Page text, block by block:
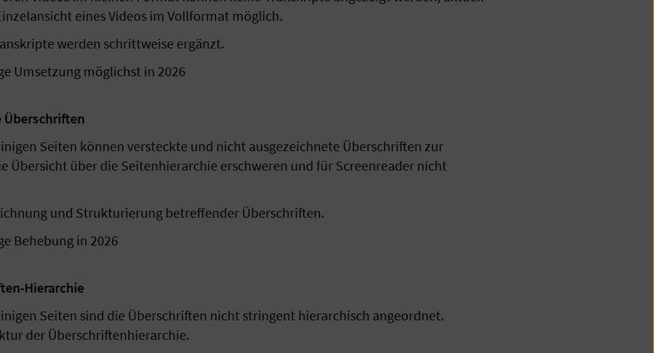
eines Videos im Vollformat möglich.
werden schrittweise ergänzt.
Umsetzung möglichst in 2026
Überschriften
Seiten können versteckte und nicht ausgezeichnete Überschriften zur
Übersicht über die Seitenhierarchie erschweren und für Screenreader nicht
und Strukturierung betreffender Überschriften.
Behebung in 2026
Hierarchie
Seiten sind die Überschriften nicht stringent hierarchisch angeordnet.
der Überschriftenhierarchie.